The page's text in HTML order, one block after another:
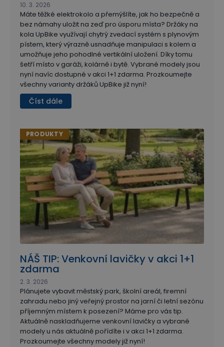
Máte těžké elektrokolo a přemýšlíte, jak ho bezpečně a
bez námahy uložit na zeď pro úsporu místa? Držáky na
kola UpBike využívají chytrý zvedací systém s plynovým
pístem, který výrazně usnadňuje manipulaci s kolem a
umožňuje jeho pohodlné vertikální uložení. Díky tomu
šetří místo v garáži, kolárně i bytě. Vybrané modely jsou
nyní navíc dostupné v akci 1+1 zdarma. Prozkoumejte
všechny varianty držáků UpBike již nyní!
10. 3. 2026
Číst dále
PRODUKTY
NÁŠ TIP: Venkovní lavičky v akci 1+1
zdarma
Plánujete vybavit městský park, školní areál, firemní
zahradu nebo jiný veřejný prostor na jarní či letní sezónu
příjemným místem k posezení? Máme pro vás tip.
Aktuálně naskladňujeme venkovní lavičky a vybrané
modely u nás aktuálně pořídíte i v akci 1+1 zdarma.
Prozkoumejte všechny modely již nyní!
2. 3. 2026